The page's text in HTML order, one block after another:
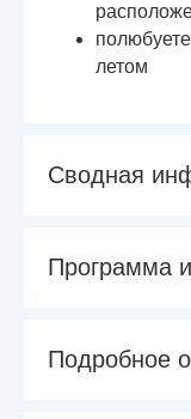
летом
Сводная
Программа
Подробное